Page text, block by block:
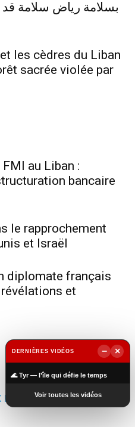
بسلامة رياض سلامة
les cèdres du Liban
sacrée violée par
au Liban :
bancaire
le rapprochement
et Israël
diplomate français
et
DERNIÈRES VIDÉOS −
×
🌊 Tyr — l’île qui défie le temps
Voir toutes les vidéos